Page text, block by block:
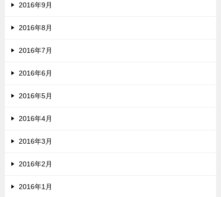
2016年9月
2016年8月
2016年7月
2016年6月
2016年5月
2016年4月
2016年3月
2016年2月
2016年1月